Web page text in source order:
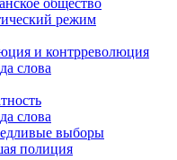
общество
режим
и контрреволюция
слова
слова
выборы
полиция